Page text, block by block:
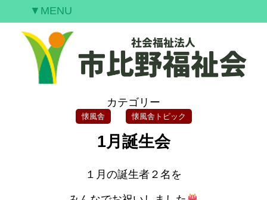
▼MENU
私たちの願い
事業案内
空室情報
研修案内
お問合せ
カテゴリー
懐風舎 懐風舎トピック
1月誕生会
１月の誕生者２名を